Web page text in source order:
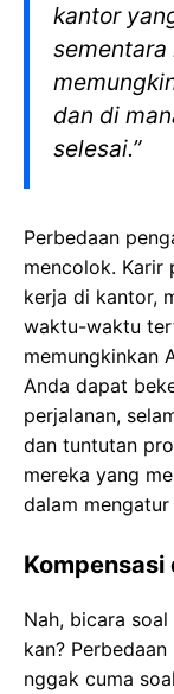
kantor
sementara
dan di
selesai.”
Perbedaan
mencolok. Karir
kerja di kantor,
waktu-waktu
memungkinkan
Anda dapat
perjalanan,
dan tuntutan
mereka yang
dalam
Kompensasi
Nah, bicara
kan?
nggak cuma